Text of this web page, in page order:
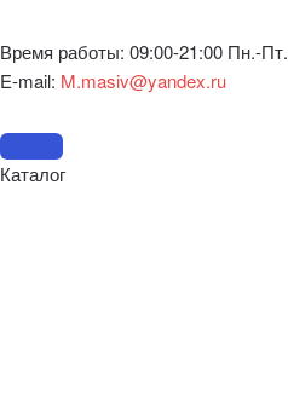
Время работы: 09:00-21:00 Пн.-Пт.
E-mail: M.masiv@yandex.ru
Каталог